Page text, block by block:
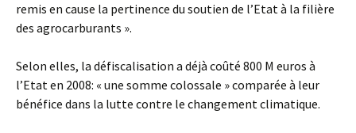
remis en cause la pertinence du soutien de l’Etat à la filière
des agrocarburants ».
Selon elles, la défiscalisation a déjà coûté 800 M euros à
l’Etat en 2008: « une somme colossale » comparée à leur
bénéfice dans la lutte contre le changement climatique.